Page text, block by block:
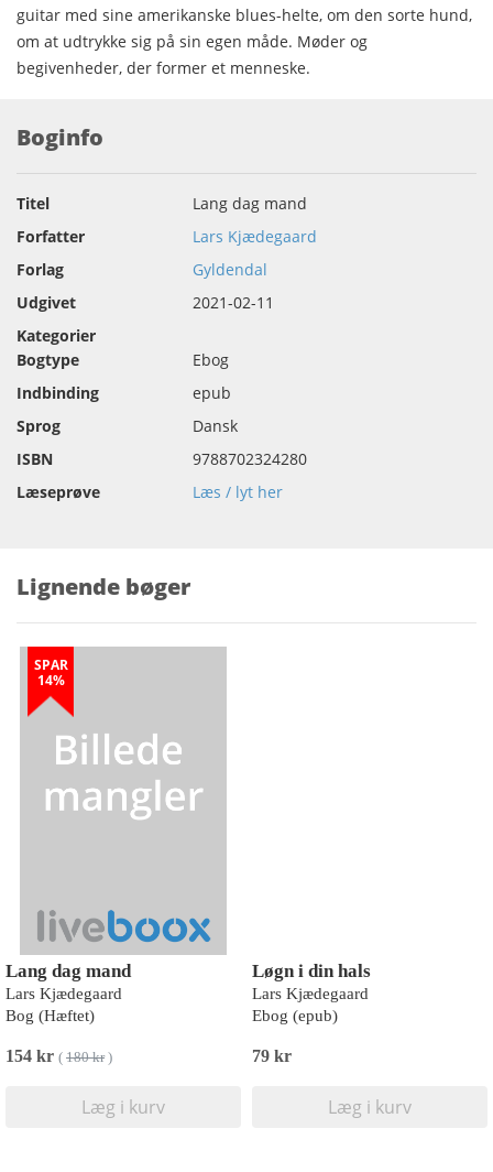
guitar med sine amerikanske blues-helte, om den sorte hund,
om at udtrykke sig på sin egen måde. Møder og
begivenheder, der former et menneske.
Boginfo
Titel
Lang dag mand
Forfatter
Lars Kjædegaard
Forlag
Gyldendal
Udgivet
2021-02-11
Kategorier
Bogtype
Ebog
Indbinding
epub
Sprog
Dansk
ISBN
9788702324280
Læseprøve
Læs / lyt her
Lignende bøger
SPAR
14%
Lang dag mand
Lars Kjædegaard
Bog (Hæftet)
154 kr ( 180 kr)
Læg i kurv
Løgn i din hals
Lars Kjædegaard
Ebog (epub)
79 kr
Læg i kurv